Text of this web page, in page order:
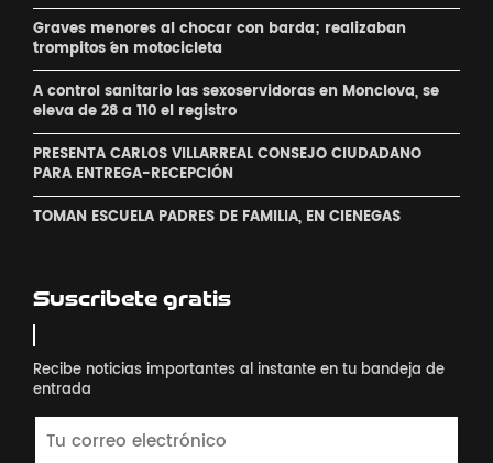
Graves menores al chocar con barda; realizaban
´trompitos ´en motocicleta
A control sanitario las sexoservidoras en Monclova, se
eleva de 28 a 110 el registro
PRESENTA CARLOS VILLARREAL CONSEJO CIUDADANO
PARA ENTREGA-RECEPCIÓN
TOMAN ESCUELA PADRES DE FAMILIA, EN CIENEGAS
Suscribete gratis
Recibe noticias importantes al instante en tu bandeja de
entrada